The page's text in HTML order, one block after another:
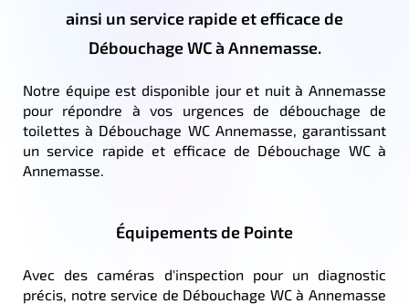
ainsi un service rapide et efficace de
Débouchage WC à Annemasse.
Notre équipe est disponible jour et nuit à Annemasse
pour répondre à vos urgences de débouchage de
toilettes à Débouchage WC Annemasse, garantissant
un service rapide et efficace de Débouchage WC à
Annemasse.
Équipements de Pointe
Avec des caméras d'inspection pour un diagnostic
précis, notre service de Débouchage WC à Annemasse